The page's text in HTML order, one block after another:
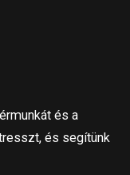
és a
és segítünk